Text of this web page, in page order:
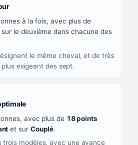
CETTE COULEUR
, couleur jaune or
à la fois, avec plus de
le deuxième dans chacune des
le même cheval, et de très
exigeant des sept.
, couleur mauve
avec plus de 18 points
et sur Couplé.
trois modèles, avec une avance